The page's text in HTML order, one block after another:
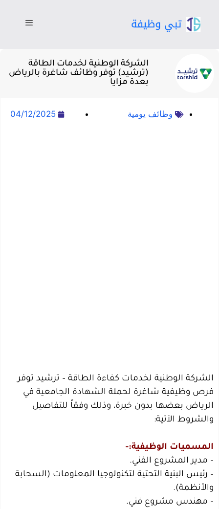
الشركة الوطنية لخدمات الطاقة
(ترشيد) توفر وظائف شاغرة بالرياض
بعدة مزايا
وظائف يومية 04/12/2025
الشركة الوطنية لخدمات كفاءة الطاقة – ترشيد توفر
فرص وظيفية شاغرة لحملة الشهادة الجامعية في
الرياض بعضها بدون خبرة، وذلك وفقاً للتفاصيل
والشروط الآتية:
المسميات الوظيفية:-
– مدير المشروع الفني.
– رئيس البنية التحتية لتكنولوجيا المعلومات (السحابة
والأنظمة).
– مهندس مشروع فني.